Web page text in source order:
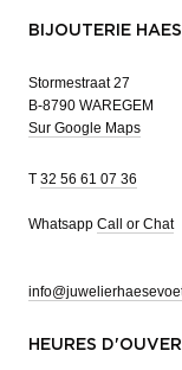
BIJOUTERIE
Stormestraat 27
B-8790 WAREGEM
Sur Google Maps
T 32 56 61 07 36
Whatsapp Call or Chat
HEURES